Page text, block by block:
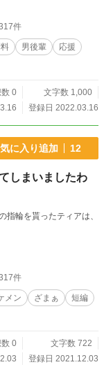
件
男後輩
応援
0
文字数 1,000
登録日 2022.03.16
に入り追加 12
しまいましたわ
輪を貰ったティアは、
件
メン ざまぁ
短編
0
文字数 722
登録日 2021.12.03